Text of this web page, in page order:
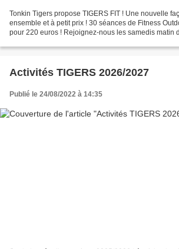
Tonkin Tigers propose TIGERS FIT ! Une nouvelle
ensemble et à petit prix ! 30 séances de Fitness
pour 220 euros ! Rejoignez-nous les samedis matin
Activités TIGERS 2026/2027
Publié le 24/08/2022 à 14:35